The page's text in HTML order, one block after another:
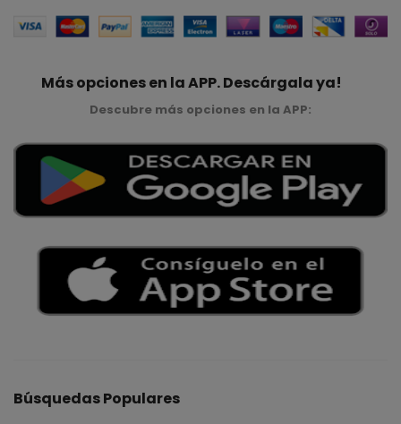
Más opciones en la APP. Descárgala ya!
Descubre más opciones en la APP:
Búsquedas Populares